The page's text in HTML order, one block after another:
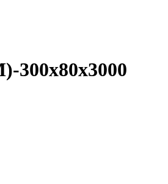
300х80х3000